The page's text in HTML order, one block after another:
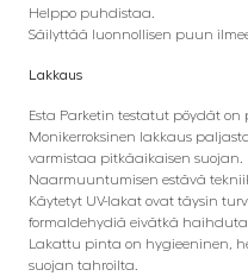
Helppo puhdistaa.
Säilyttää luonnollisen puun
Lakkaus
Esta Parketin testatut pöydät on
Monikerroksinen lakkaus
varmistaa pitkäaikaisen suojan.
Naarmuuntumisen estävä
Käytetyt UV-lakat ovat täysin
formaldehydiä eivätkä
Lakattu pinta on hygieeninen,
suojan tahroilta.